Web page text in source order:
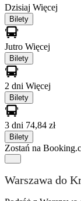
Dzisiaj Więcej
Bilety
Jutro Więcej
Bilety
2 dni Więcej
Bilety
3 dni 74,84 zł
Bilety
Zostań na
Warszawa do